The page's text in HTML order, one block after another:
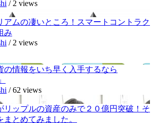
/ 2 views
アムの凄いところ！スマートコントラク
み
/ 2 views
の情報をいち早く入手するなら
/62 views
リップルの資産のみで２０億円突破！そ
まとめてみました。